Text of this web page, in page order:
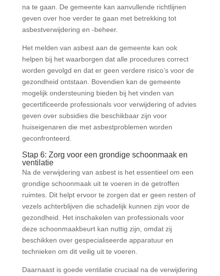
na te gaan. De gemeente kan aanvullende richtlijnen
geven over hoe verder te gaan met betrekking tot
asbestverwijdering en -beheer.
Het melden van asbest aan de gemeente kan ook
helpen bij het waarborgen dat alle procedures correct
worden gevolgd en dat er geen verdere risico’s voor de
gezondheid ontstaan. Bovendien kan de gemeente
mogelijk ondersteuning bieden bij het vinden van
gecertificeerde professionals voor verwijdering of advies
geven over subsidies die beschikbaar zijn voor
huiseigenaren die met asbestproblemen worden
geconfronteerd.
Stap 6: Zorg voor een grondige schoonmaak en
ventilatie
Na de verwijdering van asbest is het essentieel om een
grondige schoonmaak uit te voeren in de getroffen
ruimtes. Dit helpt ervoor te zorgen dat er geen resten of
vezels achterblijven die schadelijk kunnen zijn voor de
gezondheid. Het inschakelen van professionals voor
deze schoonmaakbeurt kan nuttig zijn, omdat zij
beschikken over gespecialiseerde apparatuur en
technieken om dit veilig uit te voeren.
Daarnaast is goede ventilatie cruciaal na de verwijdering